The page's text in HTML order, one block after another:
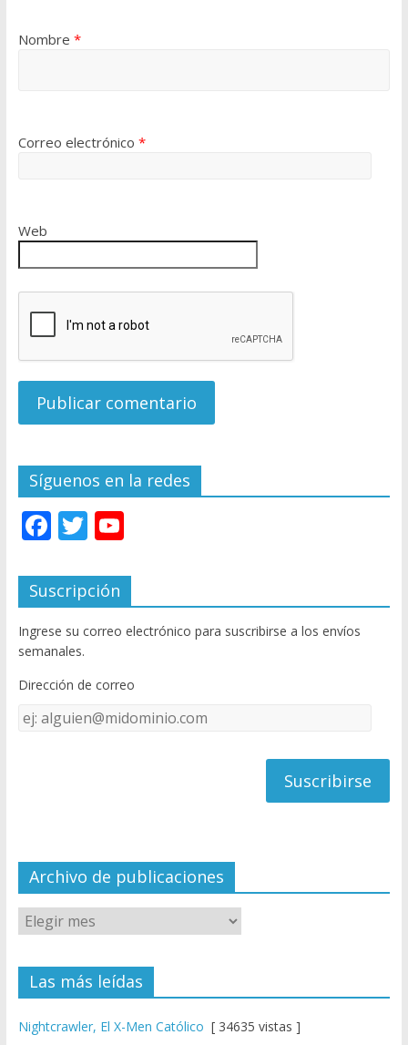
Nombre *
Correo electrónico *
Web
Síguenos en la redes
F
e
b
o
o
k
T
itt
er
Y
u
T
u
e
C
el
Suscripción
Ingrese su correo electrónico para suscribirse a los envíos
semanales.
Dirección de correo
Dirección
Archivo de publicaciones
Las más leídas
Nightcrawler, El X-Men Católico [ 34635 vistas ]